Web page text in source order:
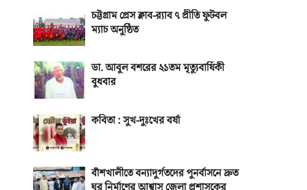
চট্টগ্রাম প্রেস ক্লাব-র‌্যাব ৭ প্রীতি ফুটবল
ম্যাচ অনুষ্ঠিত
ডা. আবুল বশরের ২১তম মৃত্যুবার্ষিকী
বুধবার
কবিতা : সুখ-দুঃখের বর্ষা
বাঁশখালীতে বন্যাদুর্গতদের পুনর্বাসনে দ্রুত